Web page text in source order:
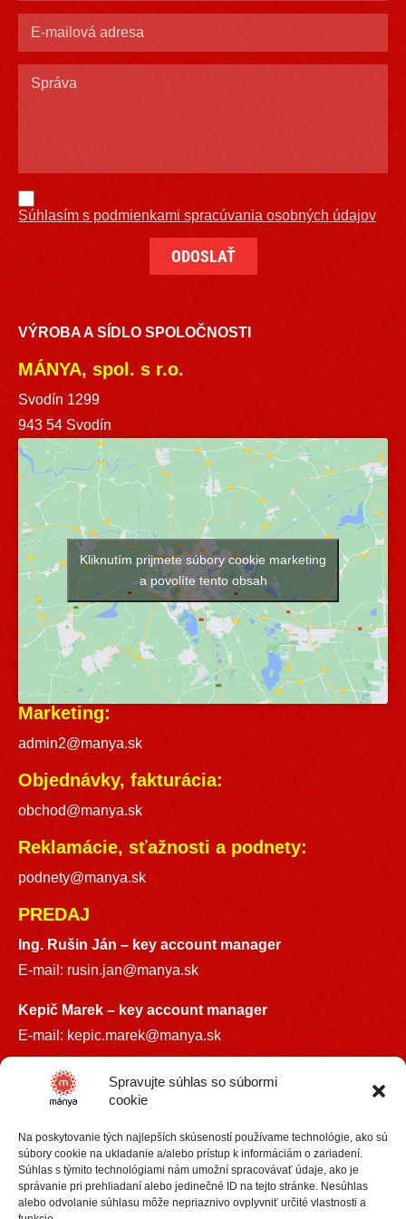
Spravujte súhlas so súbormi
cookie
Na poskytovanie tých najlepších skúseností používame technológie, ako sú
súbory cookie na ukladanie a/alebo prístup k informáciám o zariadení.
Súhlas s týmito technológiami nám umožní spracovávať údaje, ako je
správanie pri prehliadaní alebo jedinečné ID na tejto stránke. Nesúhlas
alebo odvolanie súhlasu môže nepriaznivo ovplyvniť určité vlastnosti a
Súhlasím s podmienkami spracúvania osobných údajov
VÝROBA A SÍDLO SPOLOČNOSTI
MÁNYA, spol. s r.o.
Svodín 1299
943 54 Svodín
Kliknutím prijmete súbory cookie marketing
a povolíte tento obsah
Marketing:
admin2@manya.sk
Objednávky, fakturácia:
obchod@manya.sk
Reklamácie, sťažnosti a podnety:
podnety@manya.sk
PREDAJ
Ing. Rušin Ján – key account manager
E-mail: rusin.jan@manya.sk
Kepič Marek – key account manager
E-mail: kepic.marek@manya.sk
+421 918 841899
info@manya.sk